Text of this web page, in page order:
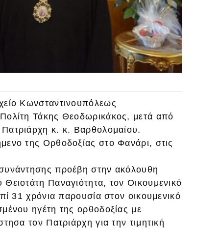
Κωνσταντινουπόλεως
Τάκης Θεοδωρικάκος, μετά από
κ. κ. Βαρθολομαίου.
της Ορθοδοξίας στο Φανάρι, στις
προέβη στην ακόλουθη
Παναγιότητα, τον Οικουμενικό
31 χρόνια παρουσία στον οικουμενικό
ηγέτη της ορθοδοξίας με
τον Πατριάρχη για την τιμητική